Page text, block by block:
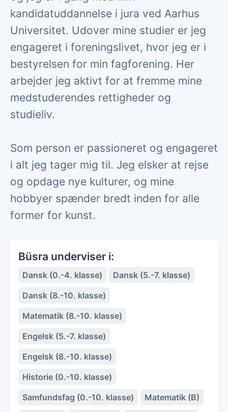
kandidatuddannelse i jura ved Aarhus
Universitet. Udover mine studier er jeg
engageret i foreningslivet, hvor jeg er i
bestyrelsen for min fagforening. Her
arbejder jeg aktivt for at fremme mine
medstuderendes rettigheder og
studieliv.
Som person er passioneret og engageret
i alt jeg tager mig til. Jeg elsker at rejse
og opdage nye kulturer, og mine
hobbyer spænder bredt inden for alle
former for kunst.
Büsra underviser i:
Dansk (0.-4. klasse)
Dansk (5.-7. klasse)
Dansk (8.-10. klasse)
Matematik (8.-10. klasse)
Engelsk (5.-7. klasse)
Engelsk (8.-10. klasse)
Historie (0.-10. klasse)
Samfundsfag (0.-10. klasse)
Matematik (B)